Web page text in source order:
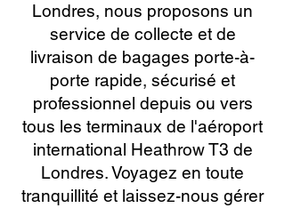
Londres, nous proposons un
service de collecte et de
livraison de bagages porte-à-
porte rapide, sécurisé et
professionnel depuis ou vers
tous les terminaux de l'aéroport
international Heathrow T3 de
Londres. Voyagez en toute
tranquillité et laissez-nous gérer